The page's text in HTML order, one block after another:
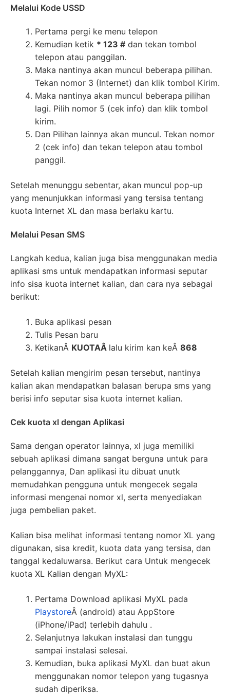
Melalui Kode USSD
Pertama pergi ke menu telepon
Kemudian ketik * 123 # dan tekan tombol
telepon atau panggilan.
Maka nantinya akan muncul beberapa pilihan.
Tekan nomor 3 (Internet) dan klik tombol Kirim.
Maka nantinya akan muncul beberapa pilihan
lagi. Pilih nomor 5 (cek info) dan klik tombol
kirim.
Dan Pilihan lainnya akan muncul. Tekan nomor
2 (cek info) dan tekan telepon atau tombol
panggil.
Setelah menunggu sebentar, akan muncul pop-up
yang menunjukkan informasi yang tersisa tentang
kuota Internet XL dan masa berlaku kartu.
Melalui Pesan SMS
Langkah kedua, kalian juga bisa menggunakan media
aplikasi sms untuk mendapatkan informasi seputar
info sisa kuota internet kalian, dan cara nya sebagai
berikut:
Buka aplikasi pesan
Tulis Pesan baru
KetikanÂ KUOTAÂ lalu kirim kan keÂ 868
Setelah kalian mengirim pesan tersebut, nantinya
kalian akan mendapatkan balasan berupa sms yang
berisi info seputar sisa kuota internet kalian.
Cek kuota xl dengan Aplikasi
Sama dengan operator lainnya, xl juga memiliki
sebuah aplikasi dimana sangat berguna untuk para
pelanggannya, Dan aplikasi itu dibuat unutk
memudahkan pengguna untuk mengecek segala
informasi mengenai nomor xl, serta menyediakan
juga pembelian paket.
Kalian bisa melihat informasi tentang nomor XL yang
digunakan, sisa kredit, kuota data yang tersisa, dan
tanggal kedaluwarsa. Berikut cara Untuk mengecek
kuota XL Kalian dengan MyXL:
Pertama Download aplikasi MyXL pada
PlaystoreÂ (android) atau AppStore
(iPhone/iPad) terlebih dahulu .
Selanjutnya lakukan instalasi dan tunggu
sampai instalasi selesai.
Kemudian, buka aplikasi MyXL dan buat akun
menggunakan nomor telepon yang tugasnya
sudah diperiksa.